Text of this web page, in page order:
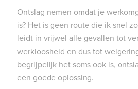
Ontslag nemen omdat je
is? Het is geen route die ik snel
leidt in vrijwel alle gevallen tot
werkloosheid en dus tot
begrijpelijk het soms ook is,
een goede oplossing.